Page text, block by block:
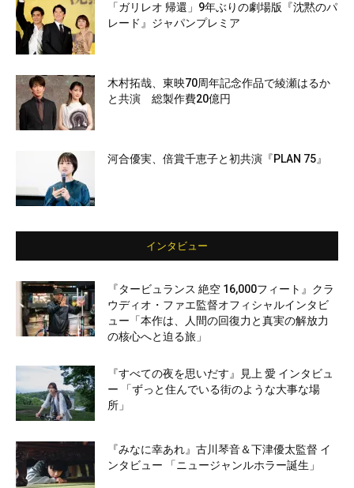
「ガリレオ 帰還」9年ぶりの劇場版『沈黙のパ
レード』ジャパンプレミア
木村拓哉、東映70周年記念作品で綾瀬はるか
と共演 総製作費20億円
河合優実、倍賞千恵子と初共演『PLAN 75』
インタビュー
『タービュランス 絶空 16,000フィート』クラ
ウディオ・ファエ監督オフィシャルインタビ
ュー「本作は、人間の回復力と真実の解放力
の核心へと迫る旅」
『すべての夜を思いだす』見上 愛 インタビュ
ー 「ずっと住んでいる街のような大事な場
所」
『みなに幸あれ』古川琴音＆下津優太監督 イ
ンタビュー 「ニュージャンルホラー誕生」